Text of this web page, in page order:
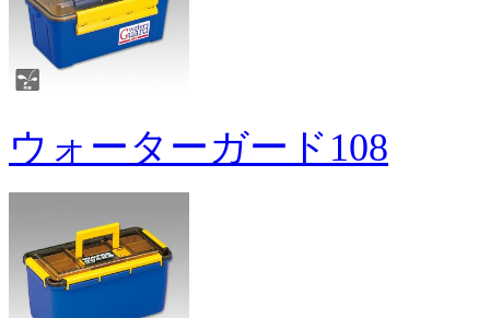
ウォーターガード108